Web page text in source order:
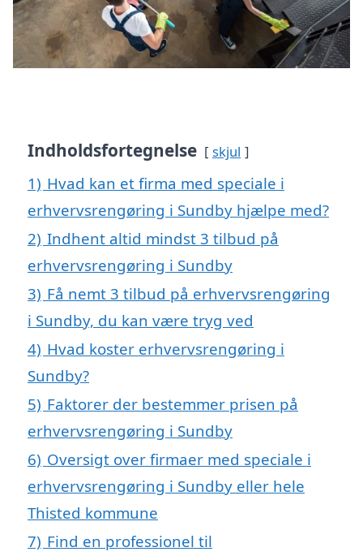
Indholdsfortegnelse skjul
1) Hvad kan et firma med speciale i
erhvervsrengøring i Sundby hjælpe med?
2) Indhent altid mindst 3 tilbud på
erhvervsrengøring i Sundby
3) Få nemt 3 tilbud på erhvervsrengøring
i Sundby, du kan være tryg ved
4) Hvad koster erhvervsrengøring i
Sundby?
5) Faktorer der bestemmer prisen på
erhvervsrengøring i Sundby
6) Oversigt over firmaer med speciale i
erhvervsrengøring i Sundby eller hele
Thisted kommune
7) Find en professionel til